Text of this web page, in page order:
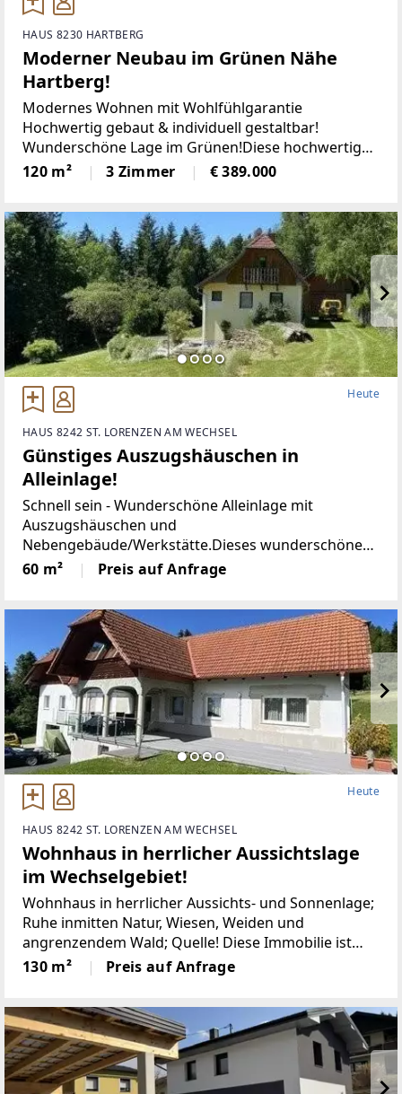
HAUS 8230 HARTBERG
Moderner Neubau im Grünen Nähe
Hartberg!
Modernes Wohnen mit Wohlfühlgarantie
Hochwertig gebaut & individuell gestaltbar!
Wunderschöne Lage im Grünen!Diese hochwertig
errichteten Doppelhaushälften vereinen modernes
Design, energieeffiziente Bauweise und höchsten
120 m² 3 Zimmer € 389.000
Heute
HAUS 8242 ST. LORENZEN AM WECHSEL
Günstiges Auszugshäuschen in
Alleinlage!
Schnell sein - Wunderschöne Alleinlage mit
Auszugshäuschen und
Nebengebäude/Werkstätte.Dieses wunderschöne
kleine Wohnhaus liegt inmitten einzigartiger Natur-
und Aussichtslage im steirischen Wechselgebiet.
60 m² Preis auf Anfrage
Heute
HAUS 8242 ST. LORENZEN AM WECHSEL
Wohnhaus in herrlicher Aussichtslage
im Wechselgebiet!
Wohnhaus in herrlicher Aussichts- und Sonnenlage;
Ruhe inmitten Natur, Wiesen, Weiden und
angrenzendem Wald; Quelle! Diese Immobilie ist
ideal für Natur- und Ruhesuchende!Das Wohnhaus
auf ca. 950 m Seehöhe, gelegen im steirischen
130 m² Preis auf Anfrage